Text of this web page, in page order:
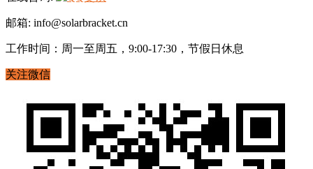
邮箱: info@solarbracket.cn
工作时间：周一至周五，9:00-17:30，节假日休息
关注微信